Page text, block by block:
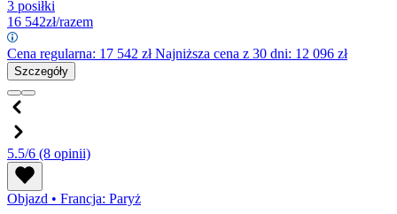
3 posiłki
16 542zł/razem
Cena regularna: 17 542 złNajniższa cena z 30 dni: 12 096 zł
Szczegóły
5.5/6 (8 opinii)
Objazd • Francja: Paryż